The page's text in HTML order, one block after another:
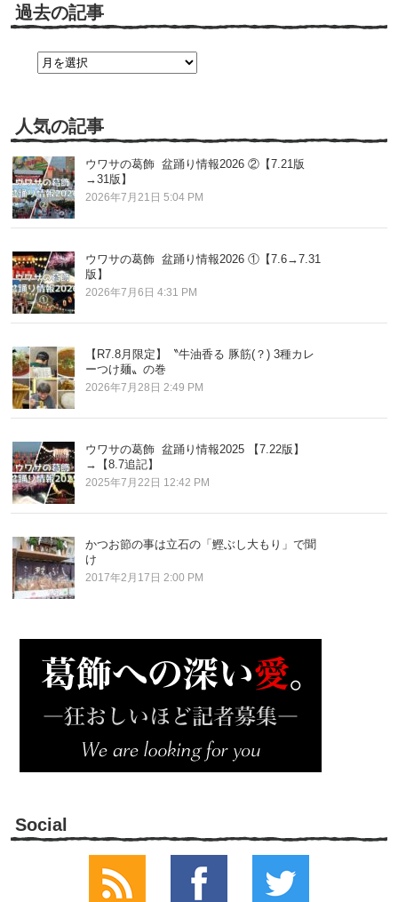
過去の記事
人気の記事
ウワサの葛飾 盆踊り情報2026 ②【7.21版
→31版】
2026年7月21日 5:04 PM
ウワサの葛飾 盆踊り情報2026 ①【7.6→7.31
版】
2026年7月6日 4:31 PM
【R7.8月限定】〝牛油香る 豚筋(？) 3種カレ
ーつけ麺〟の巻
2026年7月28日 2:49 PM
ウワサの葛飾 盆踊り情報2025 【7.22版】
→【8.7追記】
2025年7月22日 12:42 PM
かつお節の事は立石の「鰹ぶし大もり」で聞
け
2017年2月17日 2:00 PM
Social